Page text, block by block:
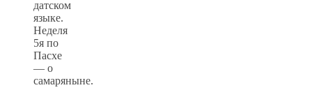
датском
языке.
Неделя
5я по
Пасхе
— о
самаряныне.